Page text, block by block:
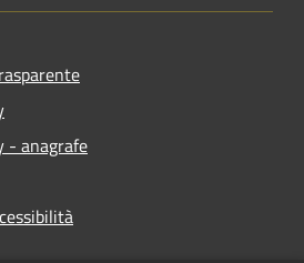
- anagrafe